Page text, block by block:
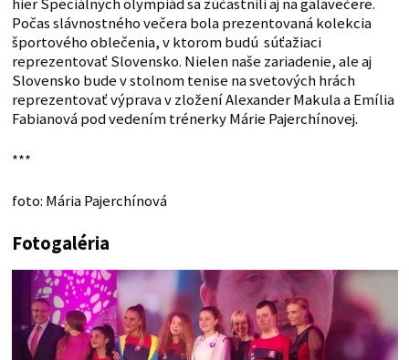
hier Špeciálnych olympiád sa zúčastnili aj na galavečere.
Počas slávnostného večera bola prezentovaná kolekcia
športového oblečenia, v ktorom budú súťažiaci
reprezentovať Slovensko. Nielen naše zariadenie, ale aj
Slovensko bude v stolnom tenise na svetových hrách
reprezentovať výprava v zložení Alexander Makula a Emília
Fabianová pod vedením trénerky Márie Pajerchínovej.
***
foto: Mária Pajerchínová
Fotogaléria